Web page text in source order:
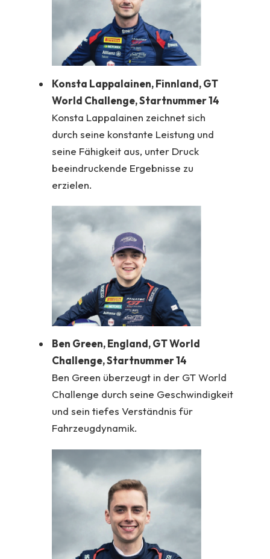
Konsta Lappalainen, Finnland, GT
World Challenge, Startnummer 14
Konsta Lappalainen zeichnet sich
durch seine konstante Leistung und
seine Fähigkeit aus, unter Druck
beeindruckende Ergebnisse zu
erzielen.
Ben Green, England, GT World
Challenge, Startnummer 14
Ben Green überzeugt in der GT World
Challenge durch seine Geschwindigkeit
und sein tiefes Verständnis für
Fahrzeugdynamik.